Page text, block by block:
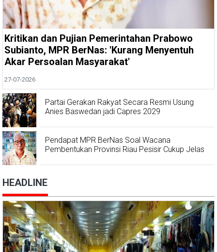
Kritikan dan Pujian Pemerintahan Prabowo
Subianto, MPR BerNas: 'Kurang Menyentuh
Akar Persoalan Masyarakat'
27-07-2026
Partai Gerakan Rakyat Secara Resmi Usung
Anies Baswedan jadi Capres 2029
Pendapat MPR BerNas Soal Wacana
Pembentukan Provinsi Riau Pesisir Cukup Jelas
HEADLINE